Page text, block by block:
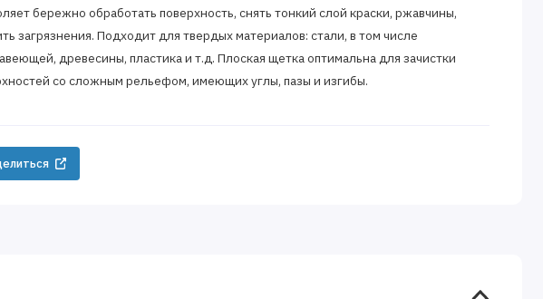
бережно обработать поверхность, снять тонкий слой краски, ржавчины,
загрязнения. Подходит для твердых материалов: стали, в том числе
древесины, пластика и т.д. Плоская щетка оптимальна для зачистки
со сложным рельефом, имеющих углы, пазы и изгибы.